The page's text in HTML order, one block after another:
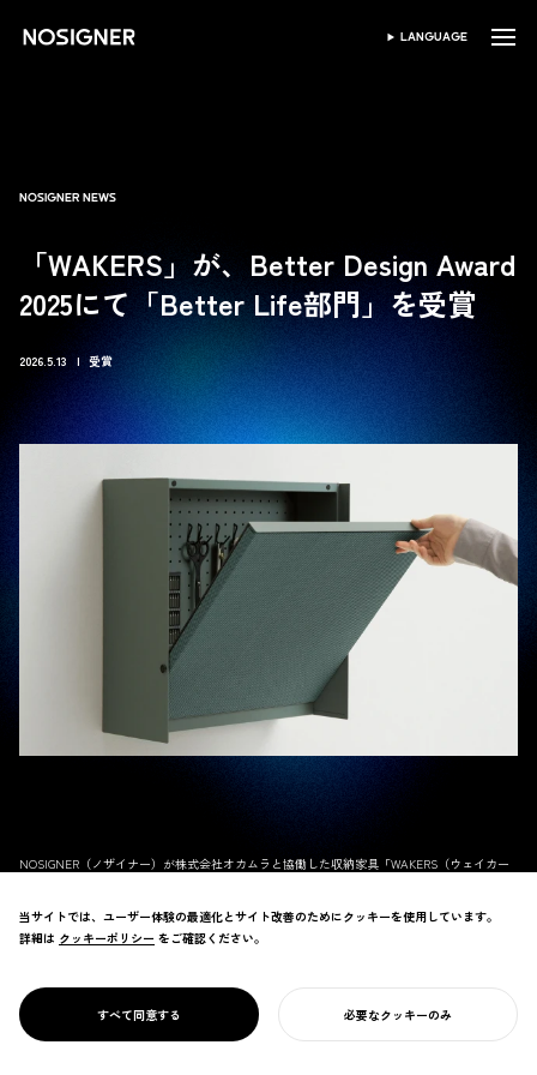
ホーム SELECT LANGUAGE
LANGUAGE
NOSIGNER NEWS
「WAKERS」が、Better Design Award
2025にて「Better Life部門」を受賞
2026.5.13 受賞
NOSIGNER（ノザイナー）が株式会社オカムラと協働した収納家具「WAKERS（ウェイカー
す。
オフィス空間に飾られるアートが持つ本来の力を、人の創造力を高めることと再定義し、一
人ひとりがより創造的になれる道具収納を目指して設計されました。ミニマルアートのよう
当サイトでは、ユーザー体験の最適化とサイト改善のためにクッキーを使用しています。
詳細は クッキーポリシー
クッキーポリシー をご確認ください。
すべて同意する 必要なクッキーのみ